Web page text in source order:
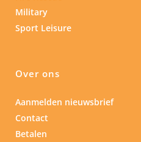
Military
Sport Leisure
Over ons
Aanmelden nieuwsbrief
Contact
Betalen